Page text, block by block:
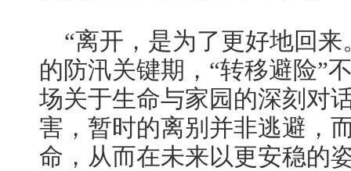
“离开，是为了更好地回
的防汛关键期，“转移避险”
场关于生命与家园的深刻对
害，暂时的离别并非逃避，
命，从而在未来以更安稳的